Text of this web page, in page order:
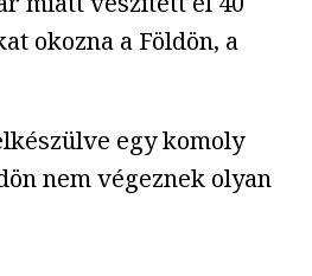
okozna a Földön, a
egy komoly
nem végeznek olyan